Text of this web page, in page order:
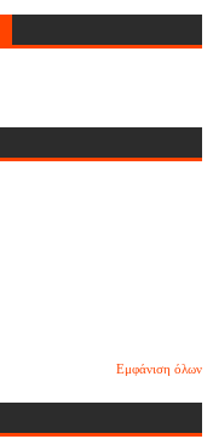
Εμφάνιση όλων